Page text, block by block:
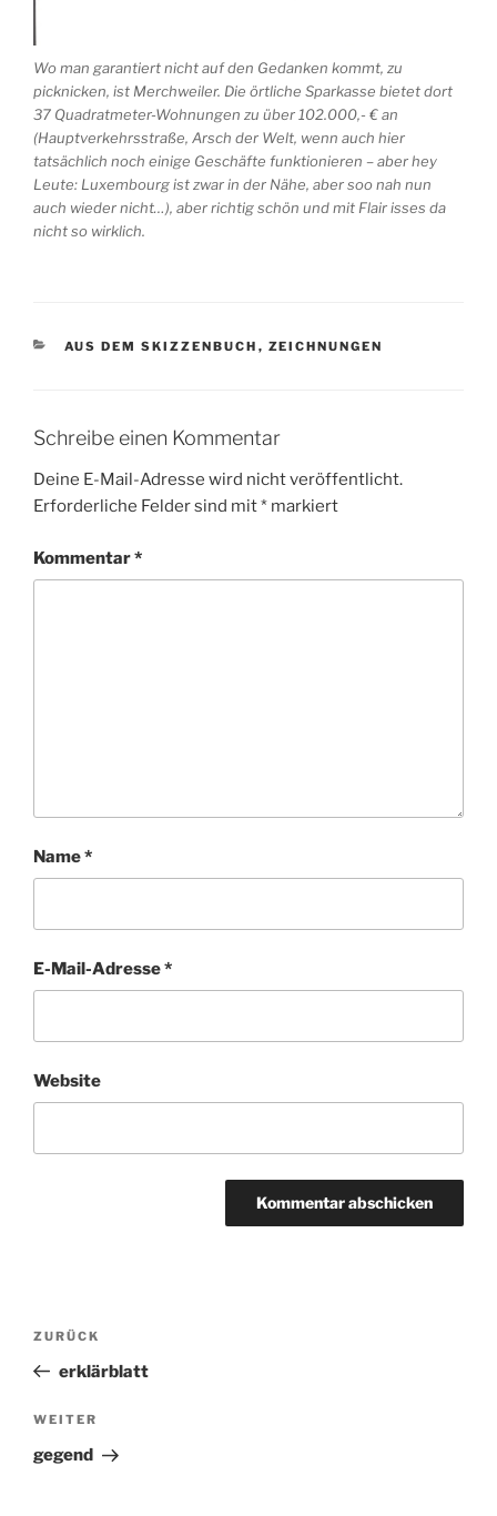
Wo man garantiert nicht auf den Gedanken kommt, zu
picknicken, ist Merchweiler. Die örtliche Sparkasse bietet dort
37 Quadratmeter-Wohnungen zu über 102.000,- € an
(Hauptverkehrsstraße, Arsch der Welt, wenn auch hier
tatsächlich noch einige Geschäfte funktionieren – aber hey
Leute: Luxembourg ist zwar in der Nähe, aber soo nah nun
auch wieder nicht…), aber richtig schön und mit Flair isses da
nicht so wirklich.
KATEGORIEN
AUS DEM SKIZZENBUCH , ZEICHNUNGEN
Schreibe einen Kommentar
Deine E-Mail-Adresse wird nicht veröffentlicht.
Erforderliche Felder sind mit* markiert
Kommentar*
Name*
E-Mail-Adresse*
Website
Beitragsnavigation
Vorheriger
Beitrag
ZURÜCK
erklärblatt
Nächster
Beitrag
WEITER
gegend